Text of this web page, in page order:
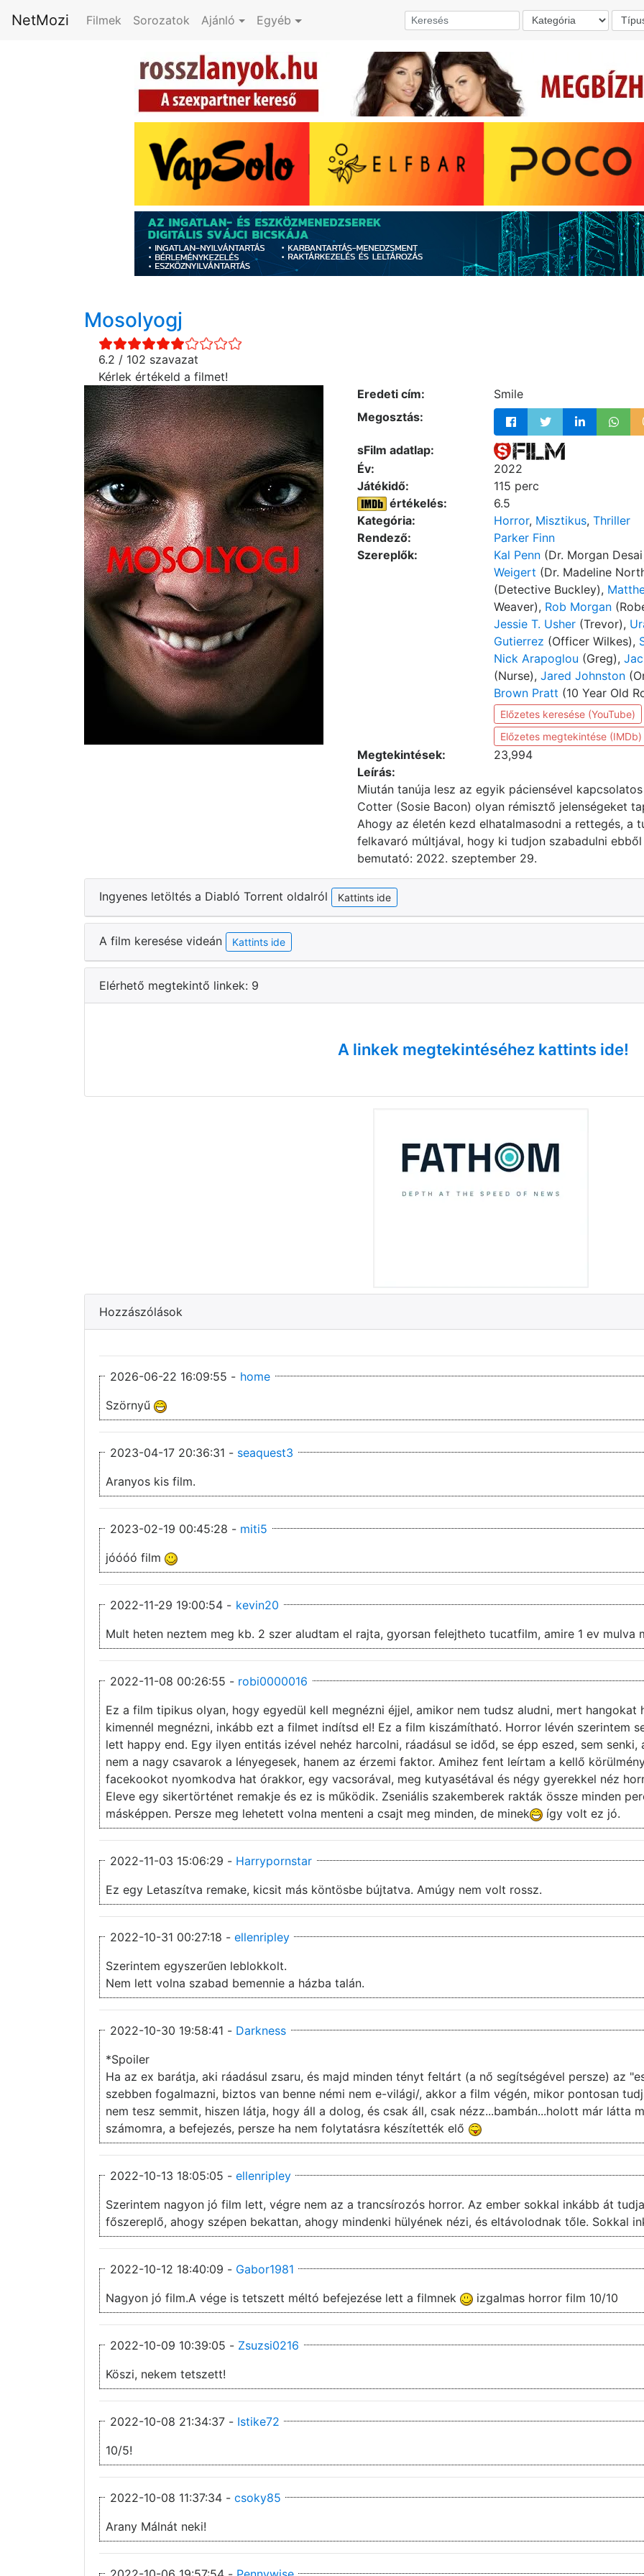
NetMozi Filmek Sorozatok Ajánló Egyéb
Mosolyogj
6.2 / 102 szavazat
Kérlek értékeld a filmet!
Eredeti cím:
Smile
Megosztás:
sFilm adatlap:
Év:
2022
Játékidő:
115 perc
értékelés:
6.5
Kategória:
Horror, Misztikus, Thriller
Rendező:
Parker Finn
Szereplők:
Kal Penn (Dr. Morgan
Weigert (Dr. Madeline
(Detective Buckley),
Weaver), Rob Morgan
Jessie T. Usher (Trevor),
Gutierrez (Officer Wilkes),
Nick Arapoglou (Greg),
(Nurse), Jared Johnston
Brown Pratt (10 Year Old
Előzetes keresése (YouTube)
Előzetes megtekintése (IMDb)
Megtekintések:
23,994
Leírás:
Miután tanúja lesz az egyik páciensével
Cotter (Sosie Bacon) olyan rémisztő jelenségeket
Ahogy az életén kezd elhatalmasodni a rettegés, a
felkavaró múltjával, hogy ki tudjon szabadulni
bemutató: 2022. szeptember 29.
Ingyenes letöltés a Diabló Torrent oldalról Kattints ide
A film keresése videán Kattints ide
Elérhető megtekintő linkek: 9
A linkek megtekintéséhez kattints ide!
Hozzászólások
2026-06-22 16:09:55 - home
Szörnyű
2023-04-17 20:36:31 - seaquest3
Aranyos kis film.
2023-02-19 00:45:28 - miti5
jóóóó film
2022-11-29 19:00:54 - kevin20
Mult heten neztem meg kb. 2 szer aludtam el rajta, gyorsan felejtheto tucatfilm, amire 1 ev mulva
2022-11-08 00:26:55 - robi0000016
Ez a film tipikus olyan, hogy egyedül kell megnézni éjjel, amikor nem tudsz aludni, mert
kimennél megnézni, inkább ezt a filmet indítsd el! Ez a film kiszámítható. Horror lévén szerintem
lett happy end. Egy ilyen entitás izével nehéz harcolni, ráadásul se időd, se épp eszed, sem
nem a nagy csavarok a lényegesek, hanem az érzemi faktor. Amihez fent leírtam a kellő
facekookot nyomkodva hat órakkor, egy vacsorával, meg kutyasétával és négy gyerekkel néz
Eleve egy sikertörténet remakje és ez is működik. Zseniális szakemberek rakták össze minden
másképpen. Persze meg lehetett volna menteni a csajt meg minden, de minek
így volt ez jó.
2022-11-03 15:06:29 - Harrypornstar
Ez egy Letaszítva remake, kicsit más köntösbe bújtatva. Amúgy nem volt rossz.
2022-10-31 00:27:18 - ellenripley
Szerintem egyszerűen leblokkolt.
Nem lett volna szabad bemennie a házba talán.
2022-10-30 19:58:41 - Darkness
*Spoiler
Ha az ex barátja, aki ráadásul zsaru, és majd minden tényt feltárt (a nő segítségével persze) az
szebben fogalmazni, biztos van benne némi nem e-világi/, akkor a film végén, mikor pontosan
nem tesz semmit, hiszen látja, hogy áll a dolog, és csak áll, csak nézz...bambán...holott már látta
számomra, a befejezés, persze ha nem folytatásra készítették elő
2022-10-13 18:05:05 - ellenripley
Szerintem nagyon jó film lett, végre nem az a trancsírozós horror. Az ember sokkal inkább át
főszereplő, ahogy szépen bekattan, ahogy mindenki hülyének nézi, és eltávolodnak tőle. Sokkal
2022-10-12 18:40:09 - Gabor1981
Nagyon jó film.A vége is tetszett méltó befejezése lett a filmnek
izgalmas horror film 10/10
2022-10-09 10:39:05 - Zsuzsi0216
Köszi, nekem tetszett!
2022-10-08 21:34:37 - Istike72
10/5!
2022-10-08 11:37:34 - csoky85
Arany Málnát neki!